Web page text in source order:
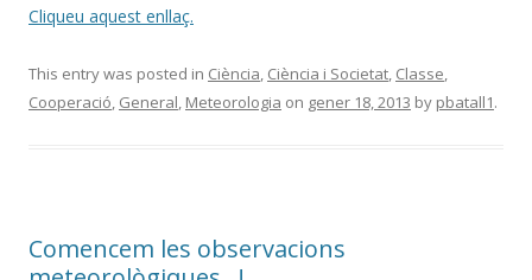
Cliqueu aquest enllaç.
This entry was posted in Ciència, Ciència i Societat, Classe,
Cooperació, General, Meteorologia on gener 18, 2013 by pbatall1.
Comencem les observacions